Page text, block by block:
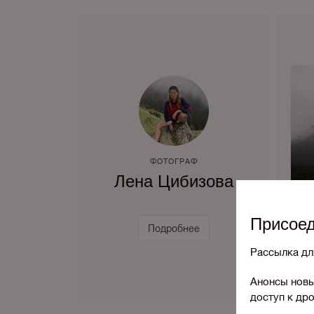
ФОТОГРАФ
Лена Цибизова
Подробнее
Рассылка
Анонсы
доступ к